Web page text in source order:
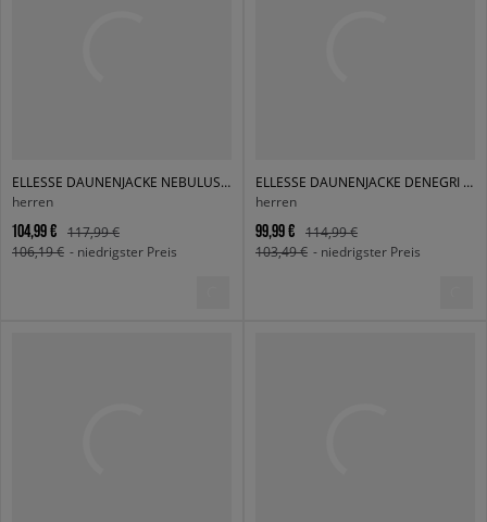
ELLESSE DAUNENJACKE NEBULUS PADDED JACKET BLK
herren
104,99 €
117,99 €
106,19 € - niedrigster Preis
ELLESSE DAUNENJACKE DENEGRI PADDED BLK/DGREEN JACKET
herren
99,99 €
114,99 €
103,49 € - niedrigster Preis